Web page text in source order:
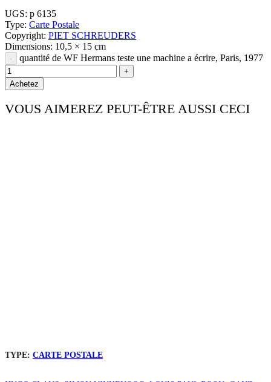
UGS: p 6135
Type: Carte Postale
Copyright: PIET SCHREUDERS
Dimensions: 10,5 × 15 cm
quantité de WF Hermans teste une machine a écrire, Paris, 1977
Achetez
VOUS AIMEREZ PEUT-ÊTRE AUSSI CECI
TYPE: CARTE POSTALE